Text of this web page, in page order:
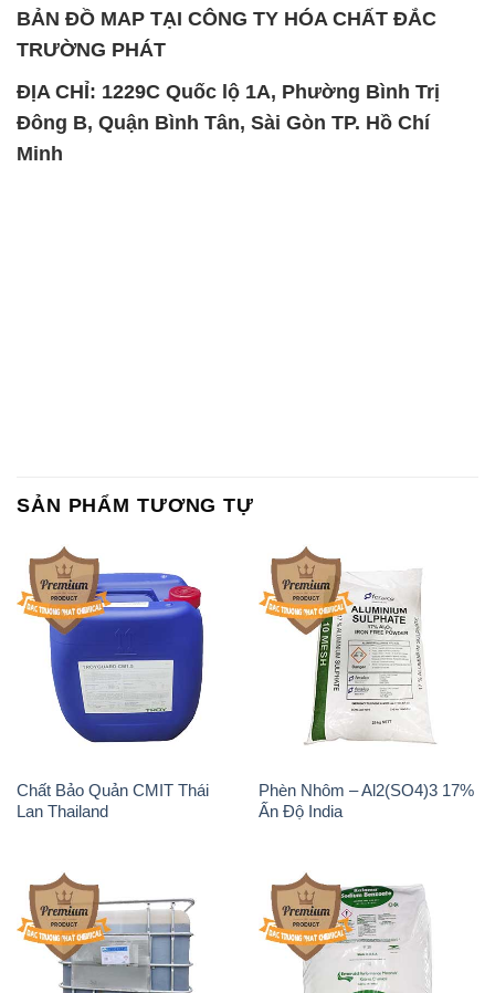
BẢN ĐỒ MAP TẠI CÔNG TY HÓA CHẤT ĐẮC
TRƯỜNG PHÁT
ĐỊA CHỈ: 1229C Quốc lộ 1A, Phường Bình Trị
Đông B, Quận Bình Tân, Sài Gòn TP. Hồ Chí
Minh
SẢN PHẨM TƯƠNG TỰ
Chất Bảo Quản CMIT Thái
Lan Thailand
Phèn Nhôm – Al2(SO4)3 17%
Ấn Độ India